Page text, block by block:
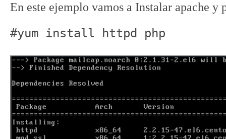
En este ejemplo vamos a Instalar apache y
#yum install httpd php